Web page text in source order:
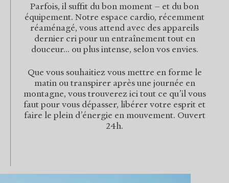
Parfois, il suffit du bon moment – et du bon
équipement. Notre espace cardio, récemment
réaménagé, vous attend avec des appareils
dernier cri pour un entraînement tout en
douceur... ou plus intense, selon vos envies.
Que vous souhaitiez vous mettre en forme le
matin ou transpirer après une journée en
montagne, vous trouverez ici tout ce qu’il vous
faut pour vous dépasser, libérer votre esprit et
faire le plein d’énergie en mouvement. Ouvert
24h.